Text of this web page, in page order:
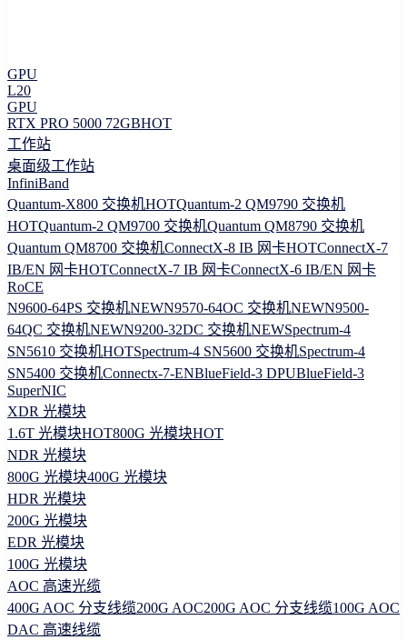
GPU
L20
GPU
RTX PRO 5000 72GBHOT
工作站
桌面级工作站
InfiniBand
Quantum-X800 交换机HOTQuantum-2 QM9790 交换机
HOTQuantum-2 QM9700 交换机Quantum QM8790 交换机
Quantum QM8700 交换机ConnectX-8 IB 网卡HOTConnectX-7
IB/EN 网卡HOTConnectX-7 IB 网卡ConnectX-6 IB/EN 网卡
RoCE
N9600-64PS 交换机NEWN9570-64OC 交换机NEWN9500-
64QC 交换机NEWN9200-32DC 交换机NEWSpectrum-4
SN5610 交换机HOTSpectrum-4 SN5600 交换机Spectrum-4
SN5400 交换机Connectx-7-ENBlueField-3 DPUBlueField-3
SuperNIC
XDR 光模块
1.6T 光模块HOT800G 光模块HOT
NDR 光模块
800G 光模块400G 光模块
HDR 光模块
200G 光模块
EDR 光模块
100G 光模块
AOC 高速光缆
400G AOC 分支线缆200G AOC200G AOC 分支线缆100G AOC
DAC 高速线缆